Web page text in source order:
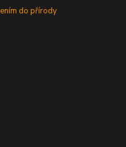
do přírody